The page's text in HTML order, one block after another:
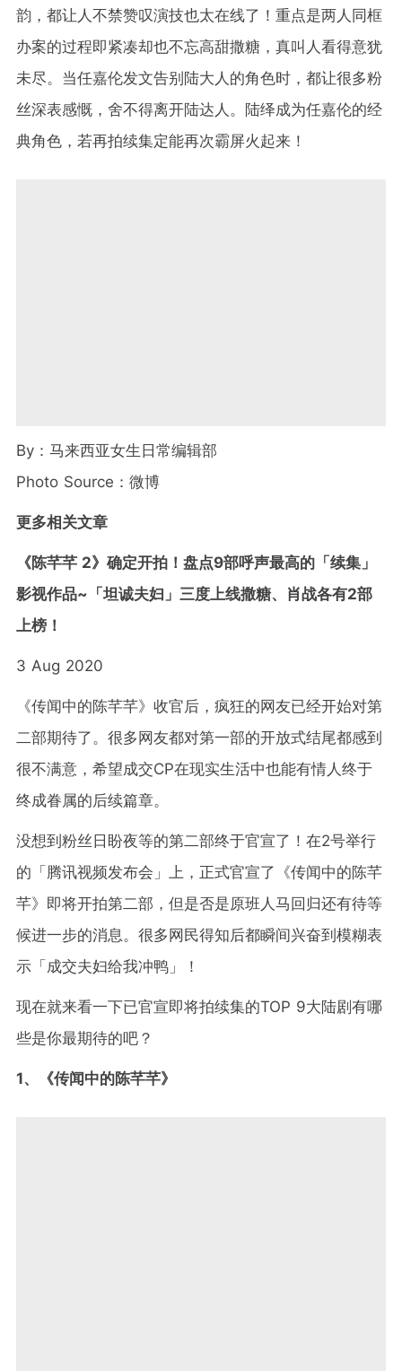
韵，都让人不禁赞叹演技也太在线了！重点是两人同框
办案的过程即紧凑却也不忘高甜撒糖，真叫人看得意犹
未尽。当任嘉伦发文告别陆大人的角色时，都让很多粉
丝深表感慨，舍不得离开陆达人。陆绎成为任嘉伦的经
典角色，若再拍续集定能再次霸屏火起来！
By：马来西亚女生日常编辑部
Photo Source：微博
更多相关文章
《陈芊芊 2》确定开拍！盘点9部呼声最高的「续集」
影视作品~「坦诚夫妇」三度上线撒糖、肖战各有2部
上榜！
3 Aug 2020
《传闻中的陈芊芊》收官后，疯狂的网友已经开始对第
二部期待了。很多网友都对第一部的开放式结尾都感到
很不满意，希望成交CP在现实生活中也能有情人终于
终成眷属的后续篇章。
没想到粉丝日盼夜等的第二部终于官宣了！在2号举行
的「腾讯视频发布会」上，正式官宣了《传闻中的陈芊
芊》即将开拍第二部，但是否是原班人马回归还有待等
候进一步的消息。很多网民得知后都瞬间兴奋到模糊表
示「成交夫妇给我冲鸭」！
现在就来看一下已官宣即将拍续集的TOP 9大陆剧有哪
些是你最期待的吧？
1、《传闻中的陈芊芊》